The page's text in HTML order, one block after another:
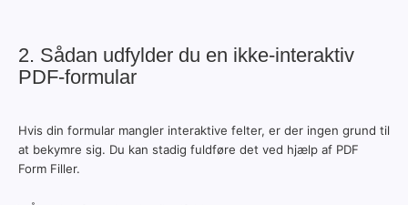
2. Sådan udfylder du en ikke-interaktiv
PDF-formular
Hvis din formular mangler interaktive felter, er der ingen grund til
at bekymre sig. Du kan stadig fuldføre det ved hjælp af PDF
Form Filler.